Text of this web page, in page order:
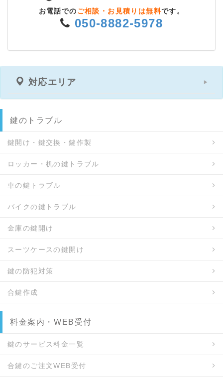
お電話での ご相談・お見積りは無料です。
050-8882-5978
対応エリア
鍵のトラブル
鍵開け・鍵交換・鍵作製
ロッカー・机の鍵トラブル
車の鍵トラブル
バイクの鍵トラブル
金庫の鍵開け
スーツケースの鍵開け
鍵の防犯対策
合鍵作成
料金案内・WEB受付
鍵のサービス料金一覧
合鍵のご注文WEB受付